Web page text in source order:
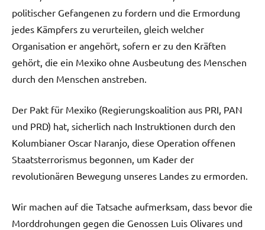
politischer Gefangenen zu fordern und die Ermordung
jedes Kämpfers zu verurteilen, gleich welcher
Organisation er angehört, sofern er zu den Kräften
gehört, die ein Mexiko ohne Ausbeutung des Menschen
durch den Menschen anstreben.
Der Pakt für Mexiko (Regierungskoalition aus PRI, PAN
und PRD) hat, sicherlich nach Instruktionen durch den
Kolumbianer Oscar Naranjo, diese Operation offenen
Staatsterrorismus begonnen, um Kader der
revolutionären Bewegung unseres Landes zu ermorden.
Wir machen auf die Tatsache aufmerksam, dass bevor die
Morddrohungen gegen die Genossen Luis Olivares und